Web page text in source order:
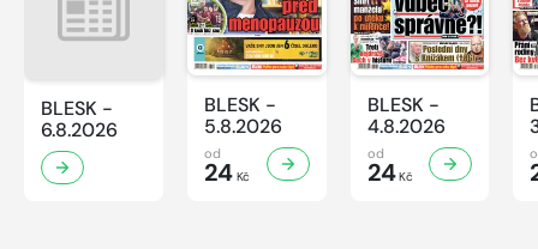
BLESK -
6.8.2026
BLESK -
5.8.2026
od
24Kč
BLESK -
4.8.2026
od
24Kč